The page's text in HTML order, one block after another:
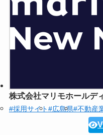
株式会社マリモホールデ
#採用サイト#広島県#不動産